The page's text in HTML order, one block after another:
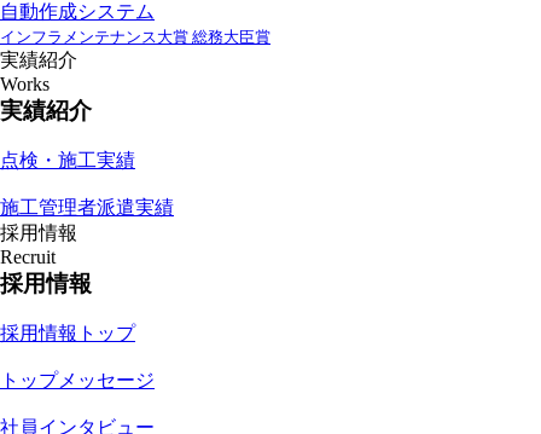
自動作成システム
インフラメンテナンス大賞 総務大臣賞
実績紹介
Works
実績紹介
点検・施工実績
施工管理者派遣実績
採用情報
Recruit
採用情報
採用情報トップ
トップメッセージ
社員インタビュー